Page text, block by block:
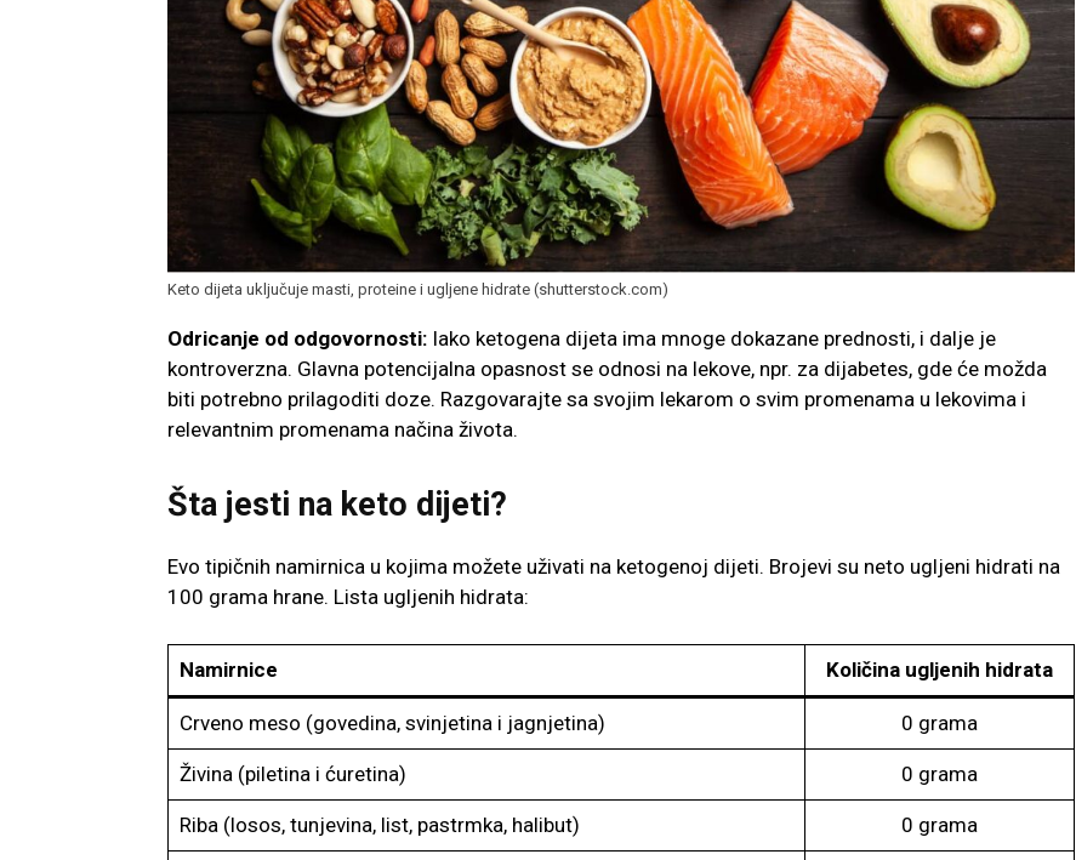
Keto dijeta uključuje masti, proteine i ugljene hidrate (shutterstock.com)
Odricanje od odgovornosti: Iako ketogena dijeta ima mnoge dokazane prednosti, i dalje je
kontroverzna. Glavna potencijalna opasnost se odnosi na lekove, npr. za dijabetes, gde će možda
biti potrebno prilagoditi doze. Razgovarajte sa svojim lekarom o svim promenama u lekovima i
relevantnim promenama načina života.
Šta jesti na keto dijeti?
Evo tipičnih namirnica u kojima možete uživati na ketogenoj dijeti. Brojevi su neto ugljeni hidrati na
100 grama hrane. Lista ugljenih hidrata:
Namirnice Količina ugljenih hidrata
Crveno meso (govedina, svinjetina i jagnjetina) 0 grama
Živina (piletina i ćuretina) 0 grama
Riba (losos, tunjevina, list, pastrmka, halibut) 0 grama